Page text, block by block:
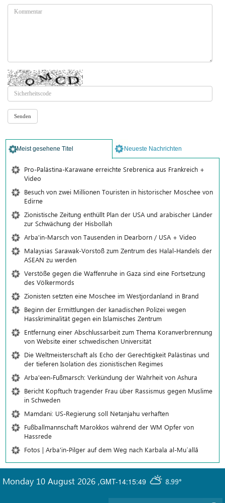
Meist gesehene Titel Neueste Nachrichten
Pro-Palästina-Karawane erreichte Srebrenica aus Frankreich +
Video
Besuch von zwei Millionen Touristen in historischer Moschee von
Edirne
Zionistische Zeitung enthüllt Plan der USA und arabischer Länder
zur Schwächung der Hisbollah
Arba'in-Marsch von Tausenden in Dearborn / USA + Video
Malaysias Sarawak-Vorstoß zum Zentrum des Halal-Handels der
ASEAN zu werden
Verstöße gegen die Waffenruhe in Gaza sind eine Fortsetzung
des Völkermords
Zionisten setzten eine Moschee im Westjordanland in Brand
Beginn der Ermittlungen der kanadischen Polizei wegen
Hasskriminalität gegen ein Islamisches Zentrum
Entfernung einer Abschlussarbeit zum Thema Koranverbrennung
von Website einer schwedischen Universität
Die Weltmeisterschaft als Echo der Gerechtigkeit Palästinas und
der tieferen Isolation des zionistischen Regimes
Arba'een-Fußmarsch: Verkündung der Wahrheit von Ashura
Bericht Kopftuch tragender Frau über Rassismus gegen Muslime
in Schweden
Mamdani: US-Regierung soll Netanjahu verhaften
Fußballmannschaft Marokkos während der WM Opfer von
Hassrede
Fotos | Arba'in-Pilger auf dem Weg nach Karbala al-Muʿallā
GMT-14:15:49 8.99°
Monday 10 August 2026 ,